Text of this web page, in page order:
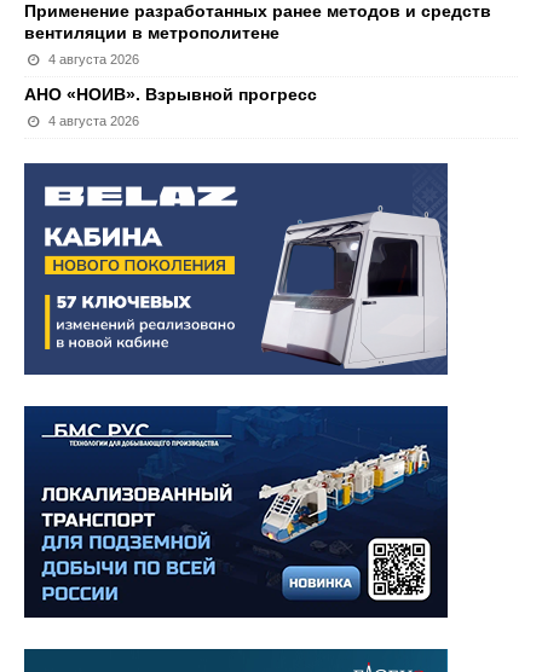
Применение разработанных ранее методов и средств
вентиляции в метрополитене
4 августа 2026
АНО «НОИВ». Взрывной прогресс
4 августа 2026